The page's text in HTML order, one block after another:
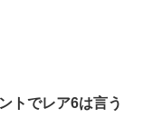
トでレア6は言う